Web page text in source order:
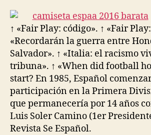
entrada
entrada
↑ «Fair Play: código». ↑ «Fair
«Recordarán la guerra entre
Salvador». ↑ «Italia: el racismo
tribuna». ↑ «When did football
start? En 1985, Español
participación en la Primera
que permanecería por 14 años
Luis Soler Camino (1er
Revista Se Español.